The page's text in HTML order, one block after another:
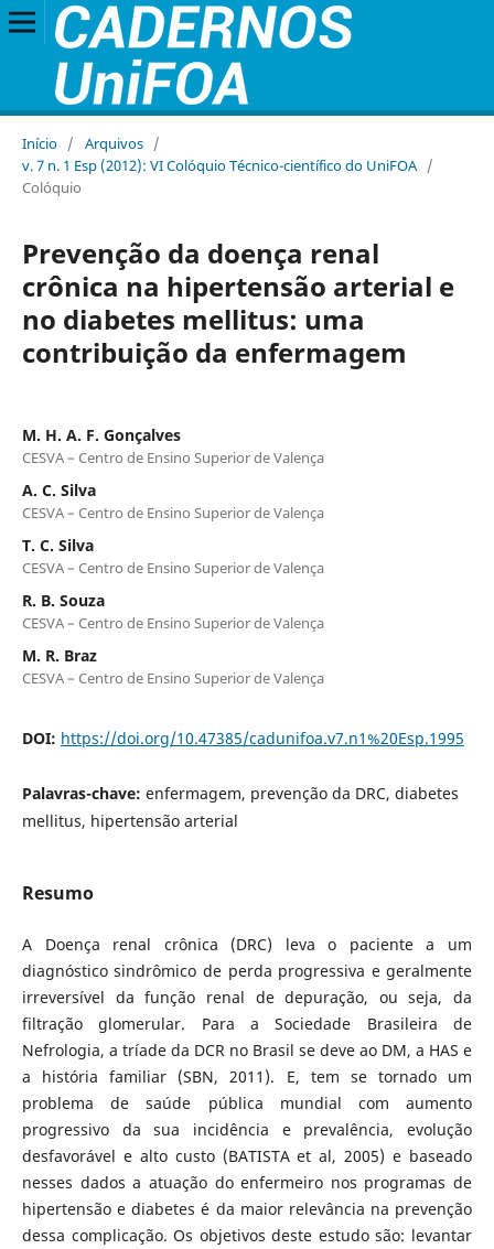
Início / Arquivos /
v. 7 n. 1 Esp (2012): VI Colóquio Técnico-científico do UniFOA /
Colóquio
Prevenção da doença renal
crônica na hipertensão arterial e
no diabetes mellitus: uma
contribuição da enfermagem
M. H. A. F. Gonçalves
CESVA – Centro de Ensino Superior de Valença
A. C. Silva
CESVA – Centro de Ensino Superior de Valença
T. C. Silva
CESVA – Centro de Ensino Superior de Valença
R. B. Souza
CESVA – Centro de Ensino Superior de Valença
M. R. Braz
CESVA – Centro de Ensino Superior de Valença
DOI: https://doi.org/10.47385/cadunifoa.v7.n1%20Esp.1995
Palavras-chave: enfermagem, prevenção da DRC, diabetes
mellitus, hipertensão arterial
Resumo
A Doença renal crônica (DRC) leva o paciente a um
diagnóstico sindrômico de perda progressiva e geralmente
irreversível da função renal de depuração, ou seja, da
filtração glomerular. Para a Sociedade Brasileira de
Nefrologia, a tríade da DCR no Brasil se deve ao DM, a HAS e
a história familiar (SBN, 2011). E, tem se tornado um
problema de saúde pública mundial com aumento
progressivo da sua incidência e prevalência, evolução
desfavorável e alto custo (BATISTA et al, 2005) e baseado
nesses dados a atuação do enfermeiro nos programas de
hipertensão e diabetes é da maior relevância na prevenção
dessa complicação. Os objetivos deste estudo são: levantar